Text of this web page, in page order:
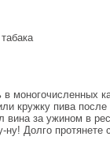
в моногочисленных
кружку пива после
вина за ужином в
ну! Долго